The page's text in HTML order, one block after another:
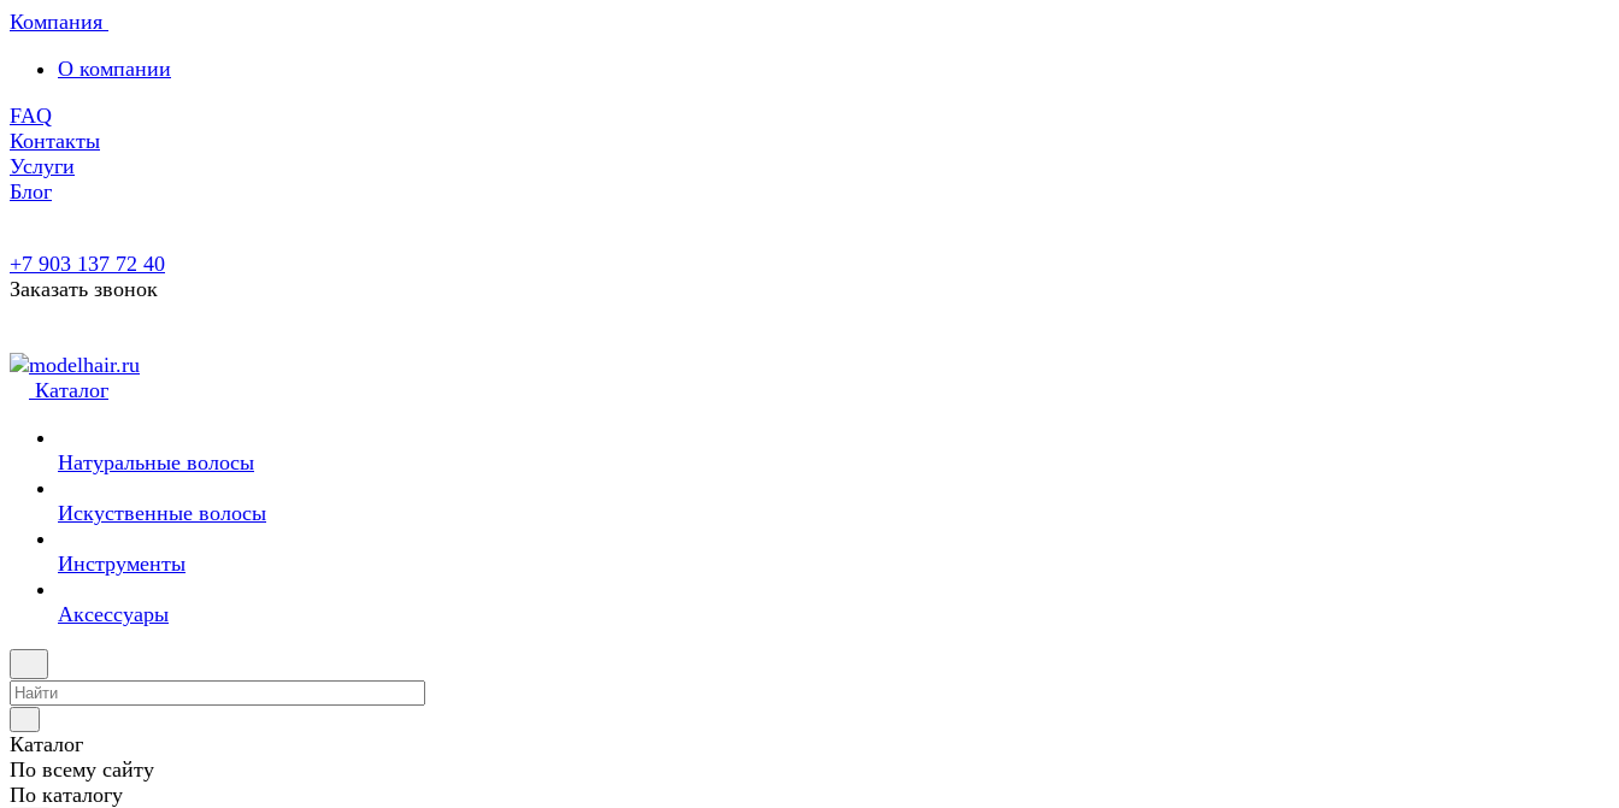
Компания
О компании
FAQ
Контакты
Услуги
Блог
+7 903 137 72 40
Заказать звонок
Каталог
Натуральные волосы
Искуственные волосы
Инструменты
Аксессуары
Каталог
По всему сайту
По каталогу